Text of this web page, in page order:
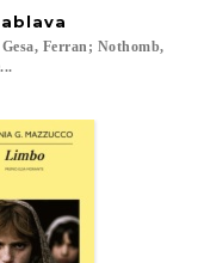
Ferran; Nothomb,